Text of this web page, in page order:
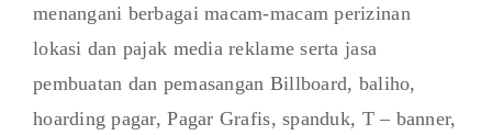
menangani berbagai macam-macam perizinan
lokasi dan pajak media reklame serta jasa
pembuatan dan pemasangan Billboard, baliho,
hoarding pagar, Pagar Grafis, spanduk, T – banner,